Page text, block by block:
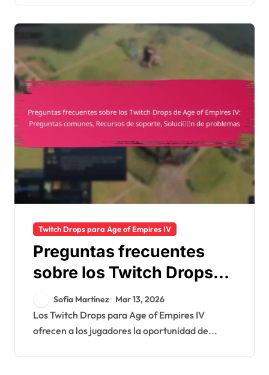
Twitch Drops para Age of Empires IV
Preguntas frecuentes
sobre los Twitch Drops
de Age of Empires IV:
Preguntas comunes,
Recursos de soporte,
Solución de problemas
Sofía Martínez Mar 13, 2026
Los Twitch Drops para Age of Empires IV
ofrecen a los jugadores la oportunidad de...